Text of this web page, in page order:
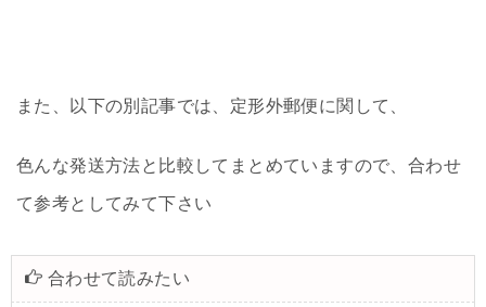
また、以下の別記事では、定形外郵便に関して、
色んな発送方法と比較してまとめていますので、合わせ
て参考としてみて下さい
合わせて読みたい